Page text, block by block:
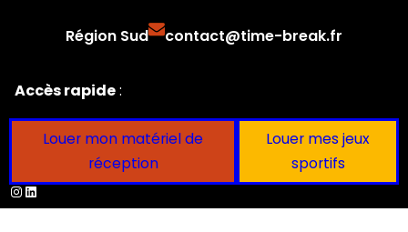
Région Sud contact@time-break.fr
Accès rapide:
Louer mon matériel de
réception
Louer mes jeux
sportifs
Instagram
LinkedIn